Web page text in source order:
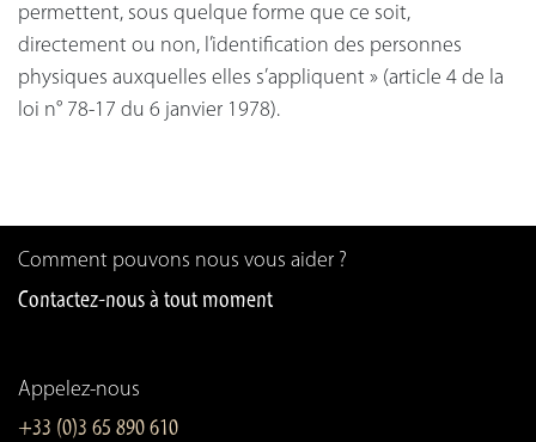
permettent, sous quelque forme que ce soit,
directement ou non, l’identification des personnes
physiques auxquelles elles s’appliquent » (article 4 de la
loi n° 78-17 du 6 janvier 1978).
Comment pouvons nous vous aider ?
Contactez-nous à tout moment
Appelez-nous
+33 (0)3 65 890 610